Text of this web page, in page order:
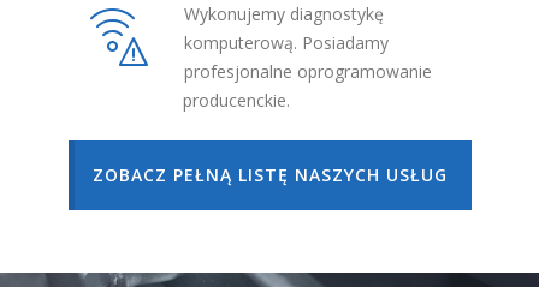
Wykonujemy diagnostykę
komputerową. Posiadamy
profesjonalne oprogramowanie
producenckie.
ZOBACZ PEŁNĄ LISTĘ NASZYCH USŁUG